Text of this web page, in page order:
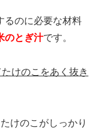
るのに必要な材料
のとぎ汁です。
けのこをあく抜き
けのこがしっかり